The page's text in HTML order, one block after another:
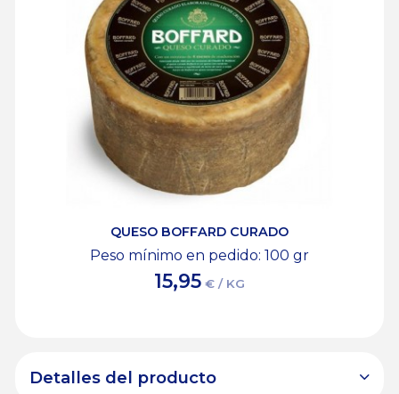
QUESO BOFFARD CURADO
Peso mínimo en pedido: 100 gr
15,95 € / KG
Detalles del producto